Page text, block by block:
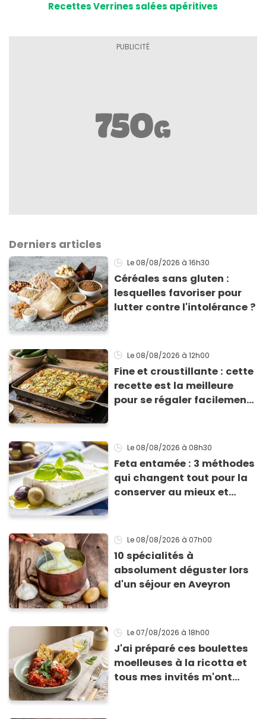
Recettes Verrines salées apéritives
Derniers articles
Le 08/08/2026 à 16h30
Céréales sans gluten :
lesquelles favoriser pour
lutter contre l'intolérance ?
Le 08/08/2026 à 12h00
Fine et croustillante : cette
recette est la meilleure
pour se régaler facilement
Le 08/08/2026 à 08h30
Feta entamée : 3 méthodes
qui changent tout pour la
conserver au mieux et
Le 08/08/2026 à 07h00
10 spécialités à
absolument déguster lors
d'un séjour en Aveyron
Le 07/08/2026 à 18h00
J'ai préparé ces boulettes
moelleuses à la ricotta et
tous mes invités m'ont